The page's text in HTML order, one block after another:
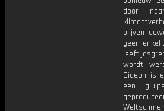
door
blijven
geen
wordt
Gideon is
een